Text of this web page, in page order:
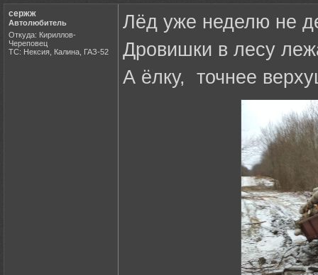
сержж
Автолюбитель
Откуда: Кириллов-
Череповец
ТС: Нексия, Калина, ГАЗ-52
Лёд уже неделю не
Дровишки в лесу
А ёлку, точнее